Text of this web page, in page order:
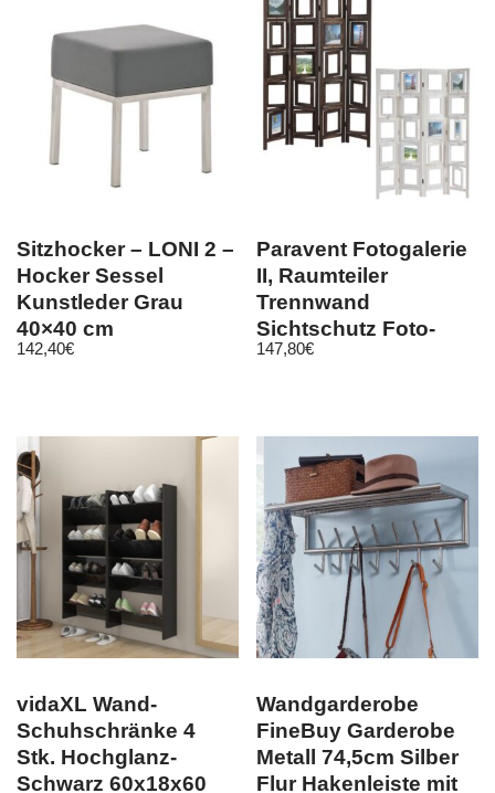
Sitzhocker – LONI 2 –
Hocker Sessel
Kunstleder Grau
40×40 cm
142,40€
Paravent Fotogalerie
II, Raumteiler
Trennwand
Sichtschutz Foto-
Paravent,
147,80€
vidaXL Wand-
Schuhschränke 4
Stk. Hochglanz-
Schwarz 60x18x60
Wandgarderobe
FineBuy Garderobe
Metall 74,5cm Silber
Flur Hakenleiste mit